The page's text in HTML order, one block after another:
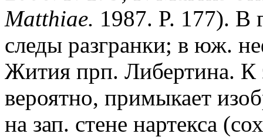
Matthiae. 1987. P. 177). В
следы разгранки; в юж.
Жития прп. Либертина. К
вероятно, примыкает
на зап. стене нартекса